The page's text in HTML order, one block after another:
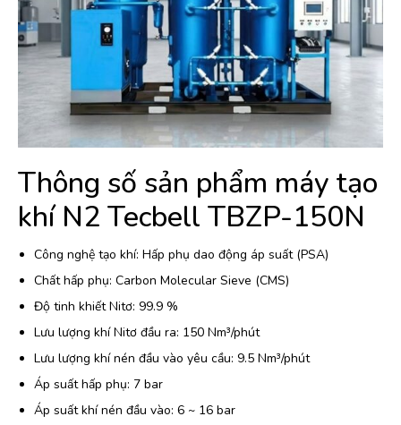
Thông số sản phẩm máy tạo
khí N2 Tecbell TBZP-150N
Công nghệ tạo khí: Hấp phụ dao động áp suất (PSA)
Chất hấp phụ: Carbon Molecular Sieve (CMS)
Độ tinh khiết Nitơ: 99.9 %
Lưu lượng khí Nitơ đầu ra: 150 Nm³/phút
Lưu lượng khí nén đầu vào yêu cầu: 9.5 Nm³/phút
Áp suất hấp phụ: 7 bar
Áp suất khí nén đầu vào: 6 ~ 16 bar